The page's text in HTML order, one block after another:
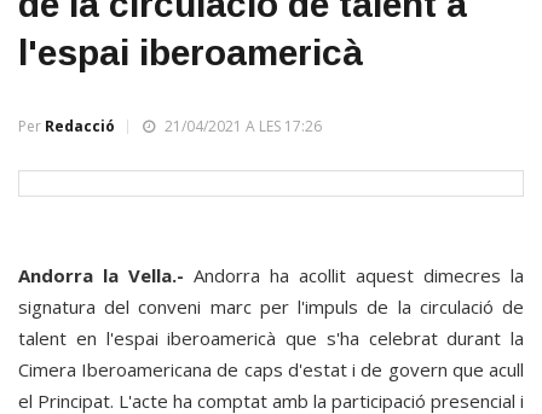
l'espai iberoamericà
Per Redacció 21/04/2021 A LES 17:26
Andorra la Vella.- Andorra ha acollit aquest dimecres la
signatura del conveni marc per l'impuls de la circulació de
talent en l'espai iberoamericà que s'ha celebrat durant la
Cimera Iberoamericana de caps d'estat i de govern que acull
el Principat. L'acte ha comptat amb la participació presencial i